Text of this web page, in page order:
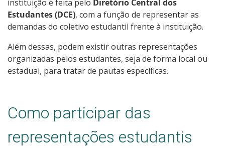
instituição é feita pelo Diretório Central dos
Estudantes (DCE), com a função de representar as
demandas do coletivo estudantil frente à instituição.
Além dessas, podem existir outras representações
organizadas pelos estudantes, seja de forma local ou
estadual, para tratar de pautas específicas.
Como participar das
representações estudantis